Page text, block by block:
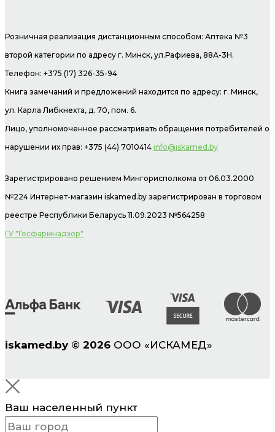
Розничная реализация дистанционным способом: Аптека №3
второй категории по адресу г. Минск, ул.Рафиева, 88А-3Н.
Телефон: +375 (17) 326-35-94
Книга замечаний и предложений находится по адресу: г. Минск,
ул. Карла Либкнехта, д. 70, пом. 6.
Лицо, уполномоченное рассматривать обращения потребителей о
нарушении их прав: +375 (44) 7010414 info@iskamed.by
Зарегистрировано решением Мингорисполкома от 06.03.2000
№224 Интернет-магазин iskamed.by зарегистрирован в торговом
реестре Республики Беларусь 11.09.2023 №564258
ГУ "Госфармнадзор"
iskamed.by © 2026 ООО «ИСКАМЕД»
Ваш населенный пункт